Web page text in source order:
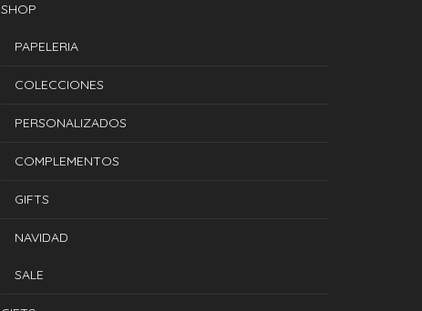
SHOP
PAPELERIA
COLECCIONES
PERSONALIZADOS
COMPLEMENTOS
GIFTS
NAVIDAD
SALE